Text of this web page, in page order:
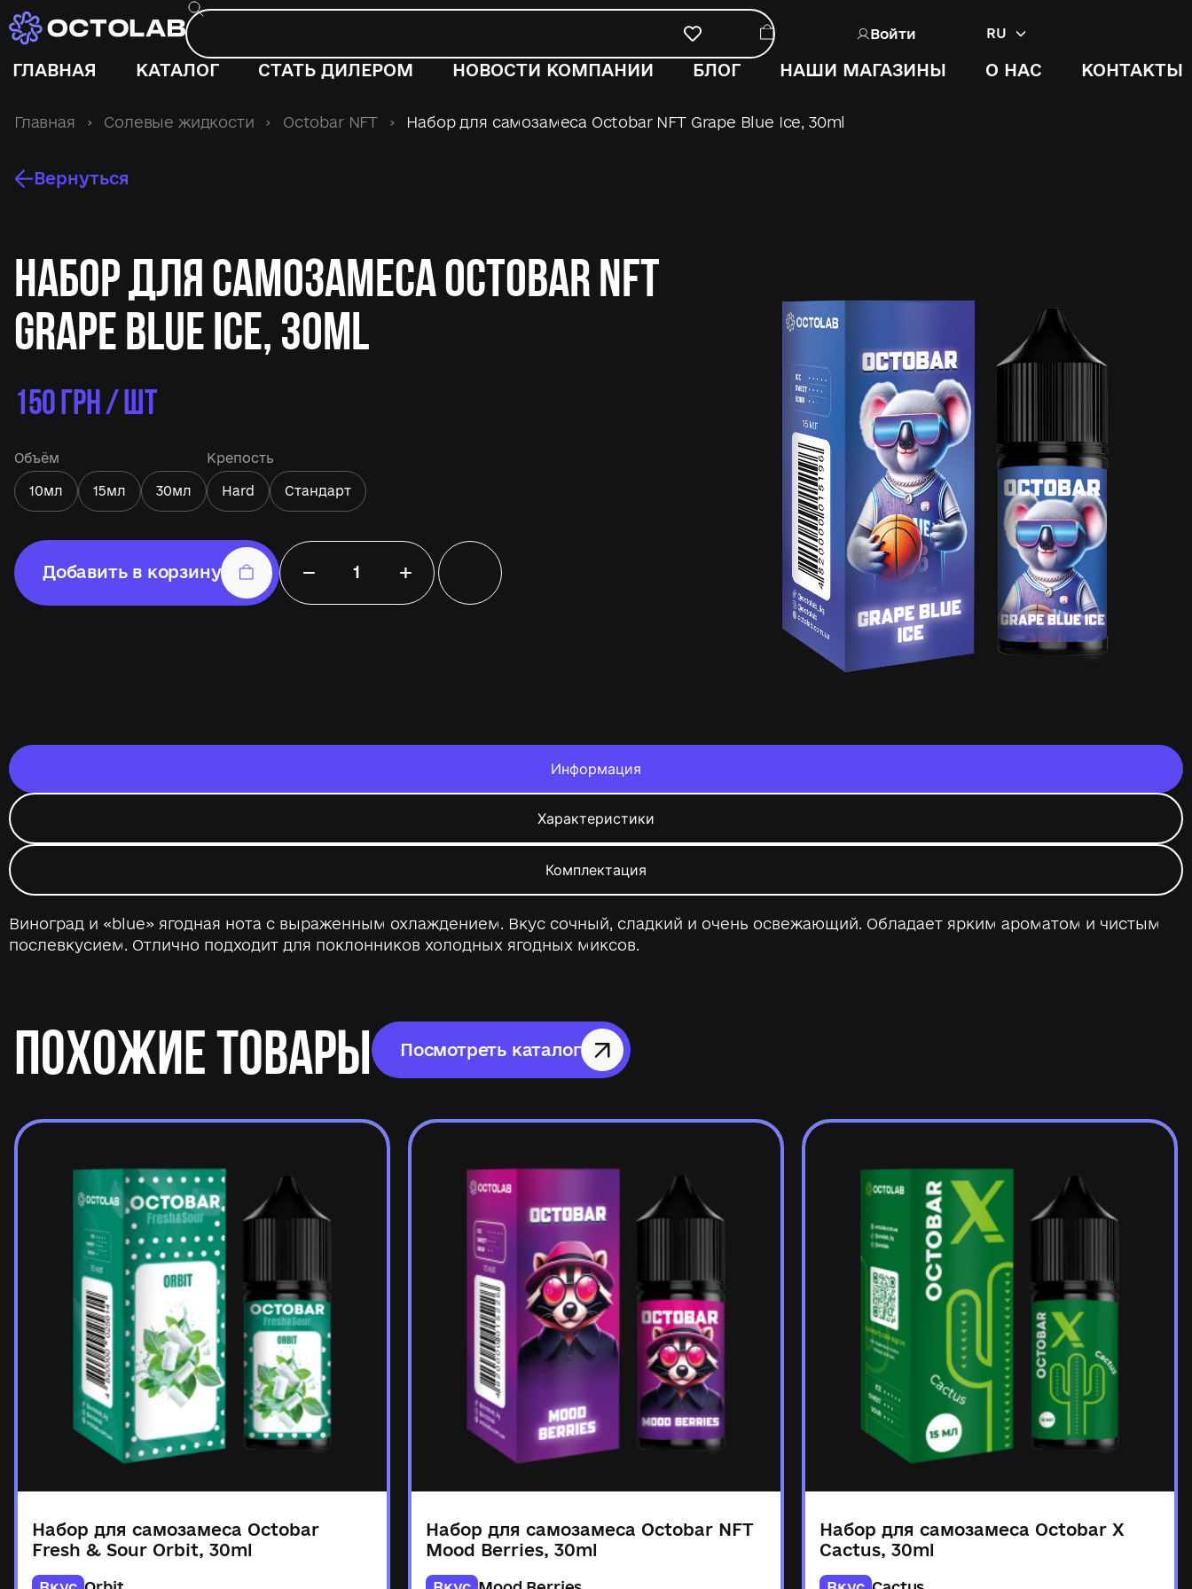
Войти RU
ГЛАВНАЯ КАТАЛОГ СТАТЬ ДИЛЕРОМ НОВОСТИ КОМПАНИИ БЛОГ НАШИ МАГАЗИНЫ О НАС КОНТАКТЫ
Главная › Солевые жидкости › Octobar NFT › Набор для самозамеса Octobar NFT Grape Blue Ice, 30ml
Вернуться
Набор для самозамеса Octobar NFT
Grape Blue Ice, 30ml
150ГРН / ШТ
Объём
10мл 15мл 30мл
Крепость
Hard Стандарт
− +
Добавить в корзину
Информация
Характеристики
Комплектация
Виноград и «blue» ягодная нота с выраженным охлаждением. Вкус сочный, сладкий и очень освежающий. Обладает ярким ароматом и чистым
послевкусием. Отлично подходит для поклонников холодных ягодных миксов.
ПОХОЖИЕ ТОВАРЫ Посмотреть каталог
Набор для самозамеса Octobar
Fresh & Sour Orbit, 30ml
Набор для самозамеса Octobar NFT
Mood Berries, 30ml
Набор для самозамеса Octobar X
Cactus, 30ml